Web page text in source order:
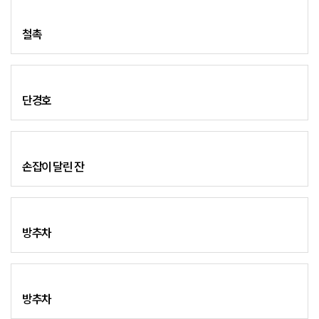
철촉
단경호
손잡이 달린 잔
방추차
방추차